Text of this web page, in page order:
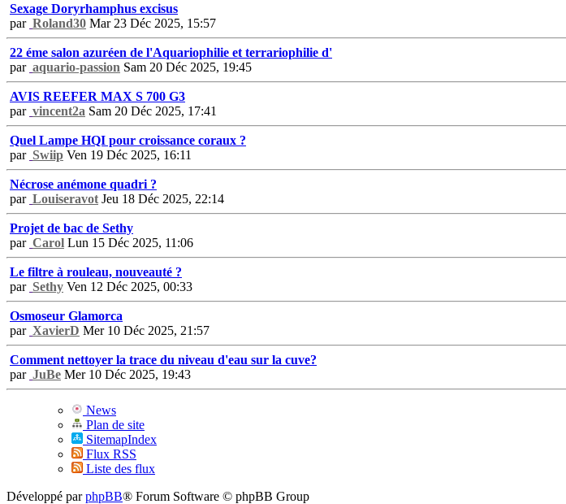
Sexage Doryrhamphus excisus
par Roland30 Mar 23 Déc 2025, 15:57
22 éme salon azuréen de l'Aquariophilie et terrariophilie d'
par aquario-passion Sam 20 Déc 2025, 19:45
AVIS REEFER MAX S 700 G3
par vincent2a Sam 20 Déc 2025, 17:41
Quel Lampe HQI pour croissance coraux ?
par Swiip Ven 19 Déc 2025, 16:11
Nécrose anémone quadri ?
par Louiseravot Jeu 18 Déc 2025, 22:14
Projet de bac de Sethy
par Carol Lun 15 Déc 2025, 11:06
Le filtre à rouleau, nouveauté ?
par Sethy Ven 12 Déc 2025, 00:33
Osmoseur Glamorca
par XavierD Mer 10 Déc 2025, 21:57
Comment nettoyer la trace du niveau d'eau sur la cuve?
par JuBe Mer 10 Déc 2025, 19:43
News
Plan de site
SitemapIndex
Flux RSS
Liste des flux
Développé parphpBB® Forum Software © phpBB Group